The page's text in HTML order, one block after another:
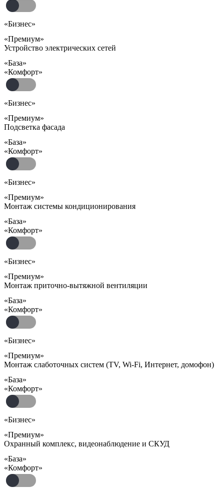
«Бизнес»
«Премиум»
Устройство электрических сетей
«База»
«Комфорт»
«Бизнес»
«Премиум»
Подсветка фасада
«База»
«Комфорт»
«Бизнес»
«Премиум»
Монтаж системы кондиционирования
«База»
«Комфорт»
«Бизнес»
«Премиум»
Монтаж приточно-вытяжной вентиляции
«База»
«Комфорт»
«Бизнес»
«Премиум»
Монтаж слаботочных систем (TV, Wi-Fi, Интернет, домофон)
«База»
«Комфорт»
«Бизнес»
«Премиум»
Охранный комплекс, видеонаблюдение и СКУД
«База»
«Комфорт»